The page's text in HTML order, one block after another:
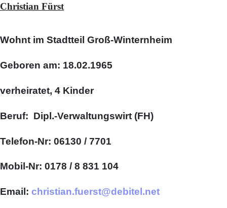
Christian Fürst
Wohnt im Stadtteil Groß-Winternheim
Geboren am: 18.02.1965
verheiratet, 4 Kinder
Beruf: Dipl.-Verwaltungswirt (FH)
Telefon-Nr: 06130 / 7701
Mobil-Nr: 0178 / 8 831 104
Email: christian.fuerst@debitel.net